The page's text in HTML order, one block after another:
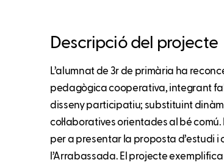
Descripció del projecte
L’alumnat de 3r de primària ha
pedagògica cooperativa, integrant
disseny participatiu; substituint
col·laboratives orientades al bé
per a presentar la proposta d’estudi i
l’Arrabassada. El projecte